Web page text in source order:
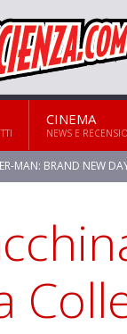
CINEMA
NEWS E
MAN: BRAND NEW